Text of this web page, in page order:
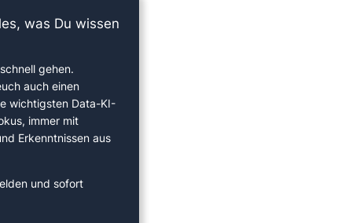
was Du wissen
gehen.
auch einen
wichtigsten Data-KI-
immer mit
Erkenntnissen aus
und sofort